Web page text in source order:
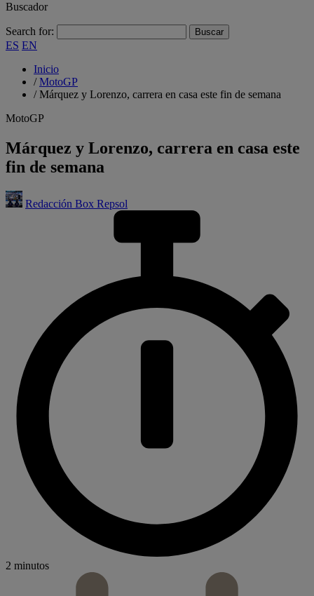
Buscador
Search for:
ES EN
Inicio
/MotoGP
/Márquez y Lorenzo, carrera en casa este fin de semana
MotoGP
Márquez y Lorenzo, carrera en casa este
fin de semana
Redacción Box Repsol
2 minutos